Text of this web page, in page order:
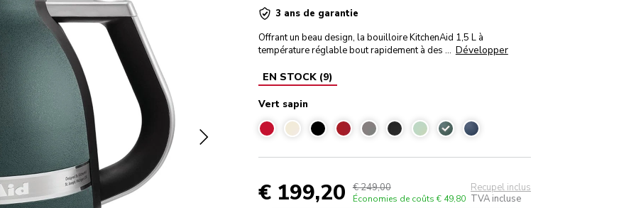
3 ans de garantie
Offrant un beau design, la bouilloire KitchenAid 1,5 L à
température réglable bout rapidement à des ... Développer
EN STOCK(9)
Vert sapin
Vert sapin
€ 199,20 € 249,00
Économies de coûts € 49,80
Recupel inclus
TVA incluse